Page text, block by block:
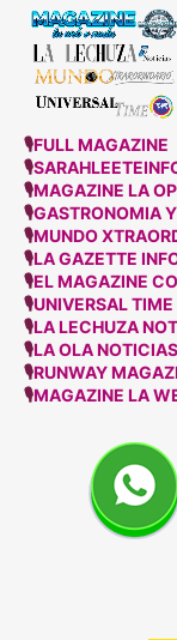
🎙FULL MAGAZINE
🎙
🎙MAGAZINE LA
🎙GASTRONOMIA
🎙MUNDO
🎙LA GAZETTE
🎙EL MAGAZINE
🎙UNIVERSAL TIME
🎙LA LECHUZA
🎙LA OLA NOTICIAS
🎙RUNWAY
🎙MAGAZINE LA